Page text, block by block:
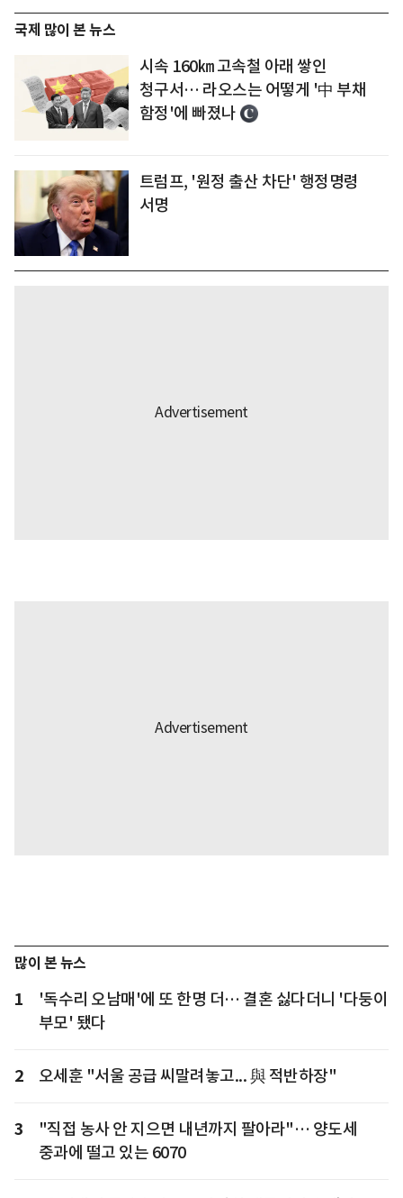
국제 많이 본 뉴스
시속 160㎞ 고속철 아래 쌓인
청구서… 라오스는 어떻게 '中 부채
함정'에 빠졌나
트럼프, '원정 출산 차단' 행정명령
서명
많이 본 뉴스
1
'독수리 오남매'에 또 한명 더… 결혼 싫다더니 '다둥이
부모' 됐다
2 오세훈 "서울 공급 씨말려놓고... 與 적반하장"
3
"직접 농사 안 지으면 내년까지 팔아라"… 양도세
중과에 떨고 있는 6070